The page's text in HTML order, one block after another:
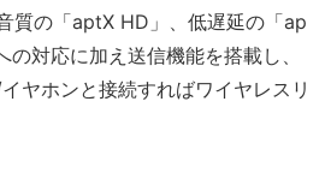
質の「aptX HD」、低遅延の「ap
対応に加え送信機能を搭載し、
ヤホンと接続すればワイヤレスリ